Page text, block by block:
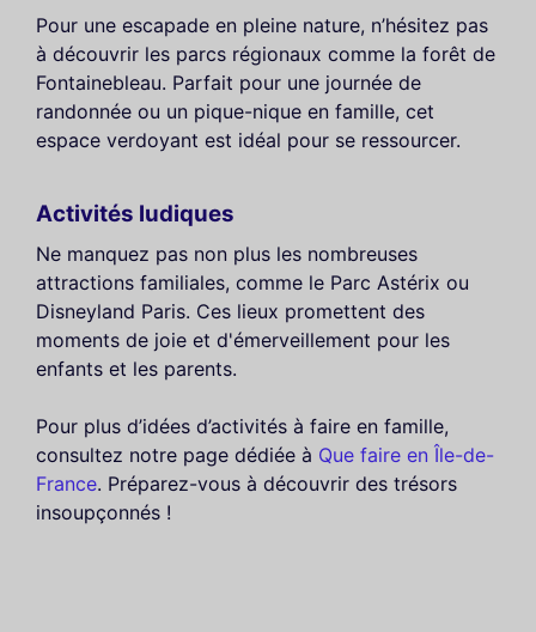
Pour une escapade en pleine nature, n’hésitez pas
à découvrir les parcs régionaux comme la forêt de
Fontainebleau. Parfait pour une journée de
randonnée ou un pique-nique en famille, cet
espace verdoyant est idéal pour se ressourcer.
Activités ludiques
Ne manquez pas non plus les nombreuses
attractions familiales, comme le Parc Astérix ou
Disneyland Paris. Ces lieux promettent des
moments de joie et d'émerveillement pour les
enfants et les parents.
Pour plus d’idées d’activités à faire en famille,
consultez notre page dédiée à Que faire en Île-de-
France. Préparez-vous à découvrir des trésors
insoupçonnés !